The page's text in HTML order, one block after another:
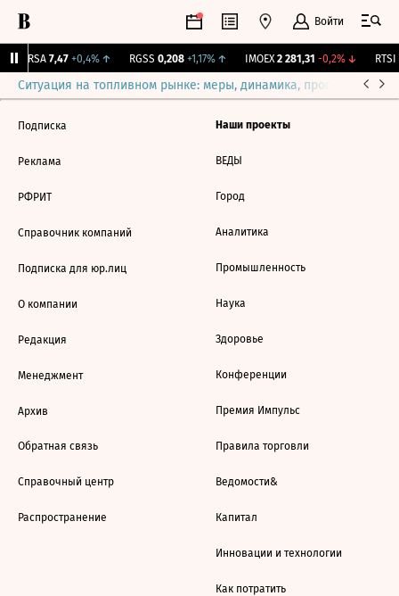
Войти
ARSA 7,47 +0,4%↑ RGSS 0,208 +1,17%↑ IMOEX 2 281,31 -0,2%↓ RTSI
Ситуация на топливном рынке: меры, динамика, прогнозы
Подписка
Реклама
РФРИТ
Справочник компаний
Подписка для юр.лиц
О компании
Редакция
Менеджмент
Архив
Обратная связь
Справочный центр
Распространение
Наши проекты
ВЕДЫ
Город
Аналитика
Промышленность
Наука
Здоровье
Конференции
Премия Импульс
Правила торговли
Ведомости&
Капитал
Инновации и технологии
Как потратить